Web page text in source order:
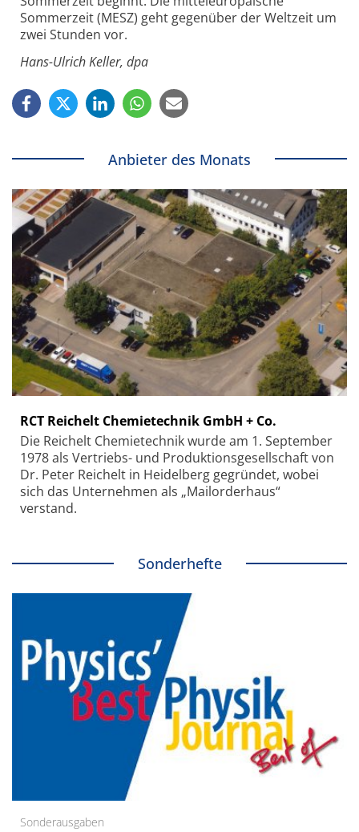
Sommerzeit (MESZ) geht gegenüber der Weltzeit um
zwei Stunden vor.
Hans-Ulrich Keller, dpa
Anbieter des Monats
RCT Reichelt Chemietechnik GmbH + Co.
Die Reichelt Chemietechnik wurde am 1. September
1978 als Vertriebs- und Produktionsgesellschaft von
Dr. Peter Reichelt in Heidelberg gegründet, wobei
sich das Unternehmen als „Mailorderhaus“
verstand.
Sonderhefte
Sonderausgaben